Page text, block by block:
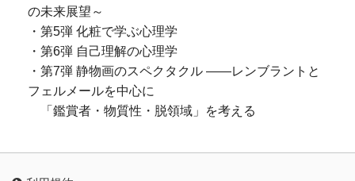
の未来展望～
・第5弾 化粧で学ぶ心理学
・第6弾 自己理解の心理学
・第7弾 静物画のスペクタクル ――レンブラントと
フェルメールを中心に
「鑑賞者・物質性・脱領域」を考える